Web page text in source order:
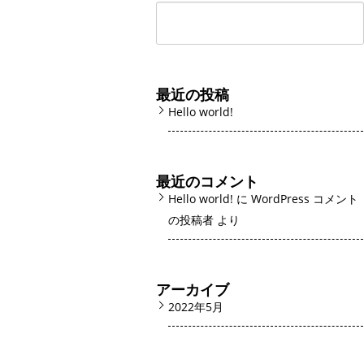
最近の投稿
Hello world!
最近のコメント
Hello world! に WordPress コメント
の投稿者 より
アーカイブ
2022年5月